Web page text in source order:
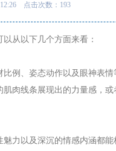
12:26 点击次数：193
从以下几个方面来看：
例、姿态动作以及眼神表
肉线条展现出的力量感，
力以及深沉的情感内涵都